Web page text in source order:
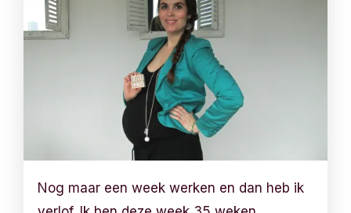
Nog maar een week werken en dan heb ik